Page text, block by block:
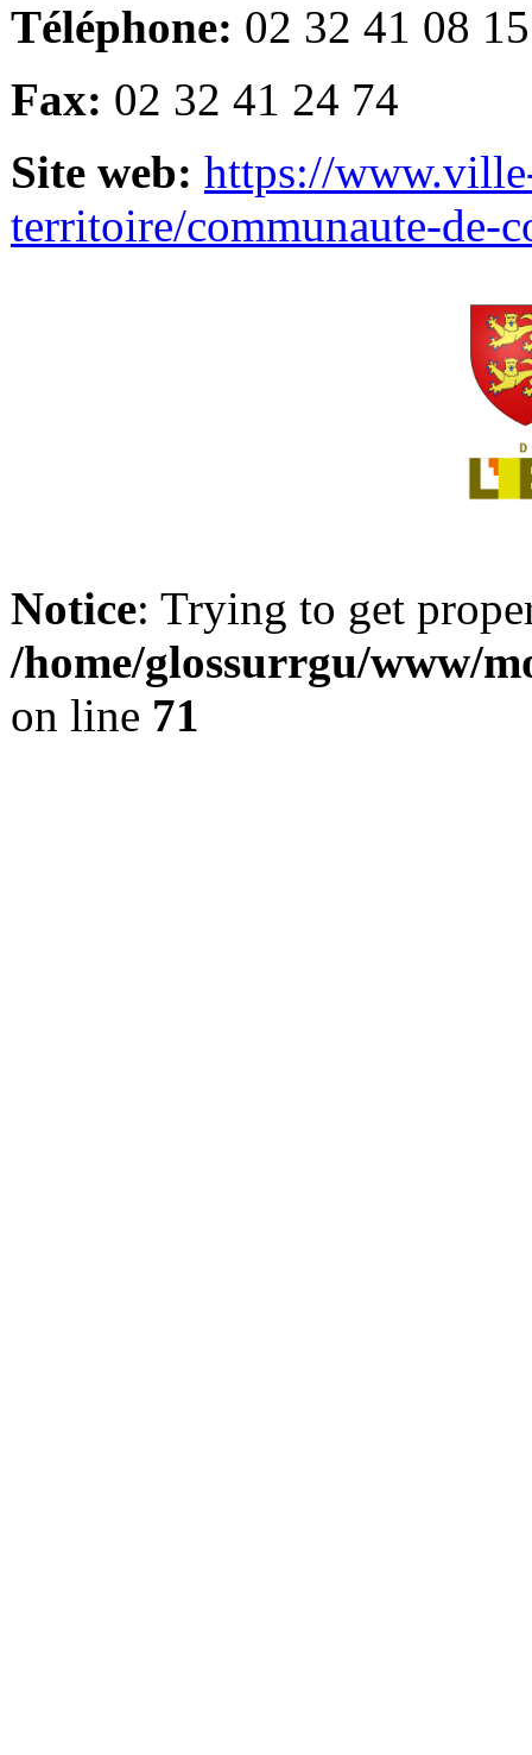
Téléphone: 02 32 41 08 15
Fax: 02 32 41 24 74
Site web: https://
territoire/communaute-de-
Notice: Trying to get
/home/glossurrgu/www/
on line 71